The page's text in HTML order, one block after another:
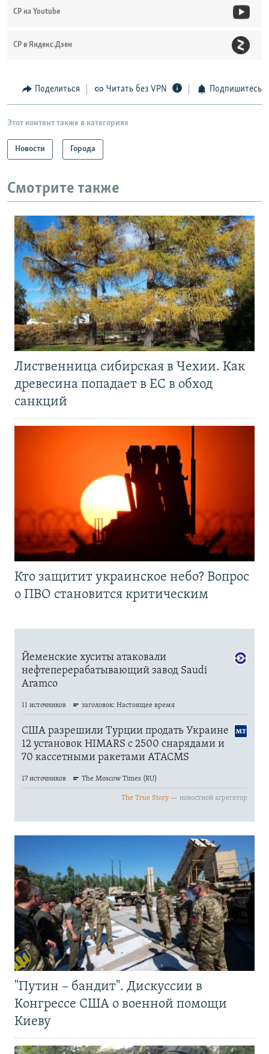
СР на Youtube
СР в Яндекс.Дзен
Поделиться Читать без VPN Подпишитесь
Этот контент также в категориях
Новости Города
Смотрите также
Лиственница сибирская в Чехии. Как
древесина попадает в ЕС в обход
санкций
Кто защитит украинское небо? Вопрос
о ПВО становится критическим
"Путин – бандит". Дискуссии в
Конгрессе США о военной помощи
Киеву